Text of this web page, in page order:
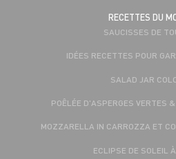
RECETTES DU
SAUCISSES DE
IDÉES RECETTES POUR
SALAD JAR
POÊLÉE D'ASPERGES VERTES
MOZZARELLA IN CARROZZA ET
ECLIPSE DE SOLEIL